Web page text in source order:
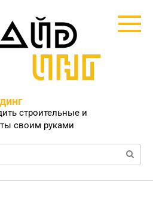
строительные и
своим руками